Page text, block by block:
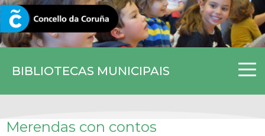
BIBLIOTECAS MUNICIPAIS
CORUNA.GAL
Merendas con contos